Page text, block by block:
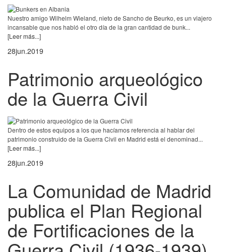
Nuestro amigo Wilhelm Wieland, nieto de Sancho de Beurko, es un viajero
incansable que nos habló el otro día de la gran cantidad de bunk...
[Leer más...]
28jun.2019
Patrimonio arqueológico
de la Guerra Civil
Dentro de estos equipos a los que hacíamos referencia al hablar del
patrimonio construido de la Guerra Civil en Madrid está el denominad...
[Leer más...]
28jun.2019
La Comunidad de Madrid
publica el Plan Regional
de Fortificaciones de la